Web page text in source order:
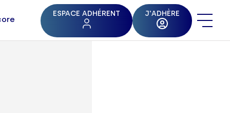
ESPACE ADHÉRENT J'ADHÈRE